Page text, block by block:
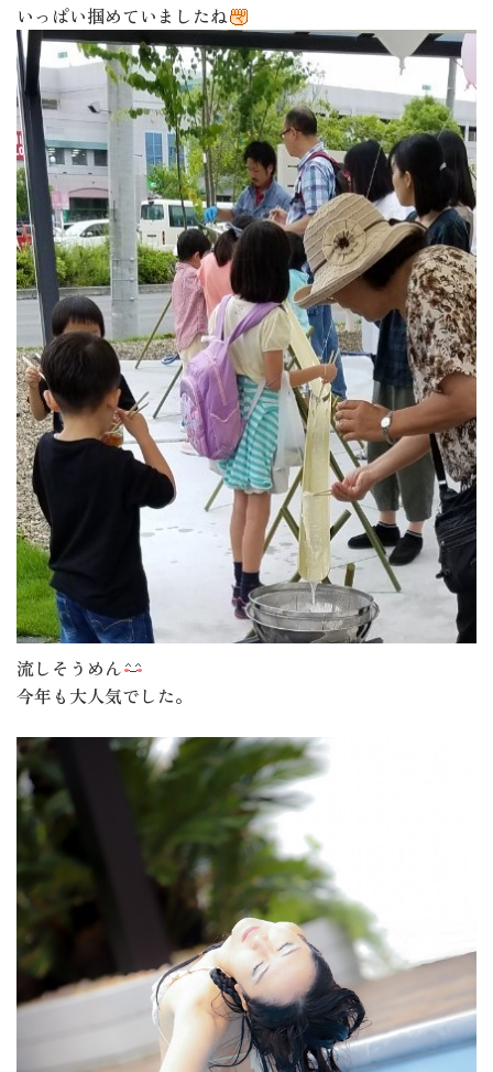
いっぱい掴めていましたね
流しそうめん
今年も大人気でした。